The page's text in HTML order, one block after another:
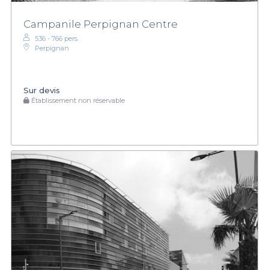
Campanile Perpignan Centre
536 - 766 pers.
Perpignan
Sur devis
Établissement non réservable